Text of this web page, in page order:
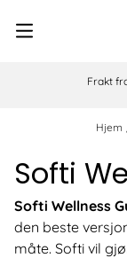
Frakt
Hjem
Softi
Softi Wellness
den beste
måte. Softi vil